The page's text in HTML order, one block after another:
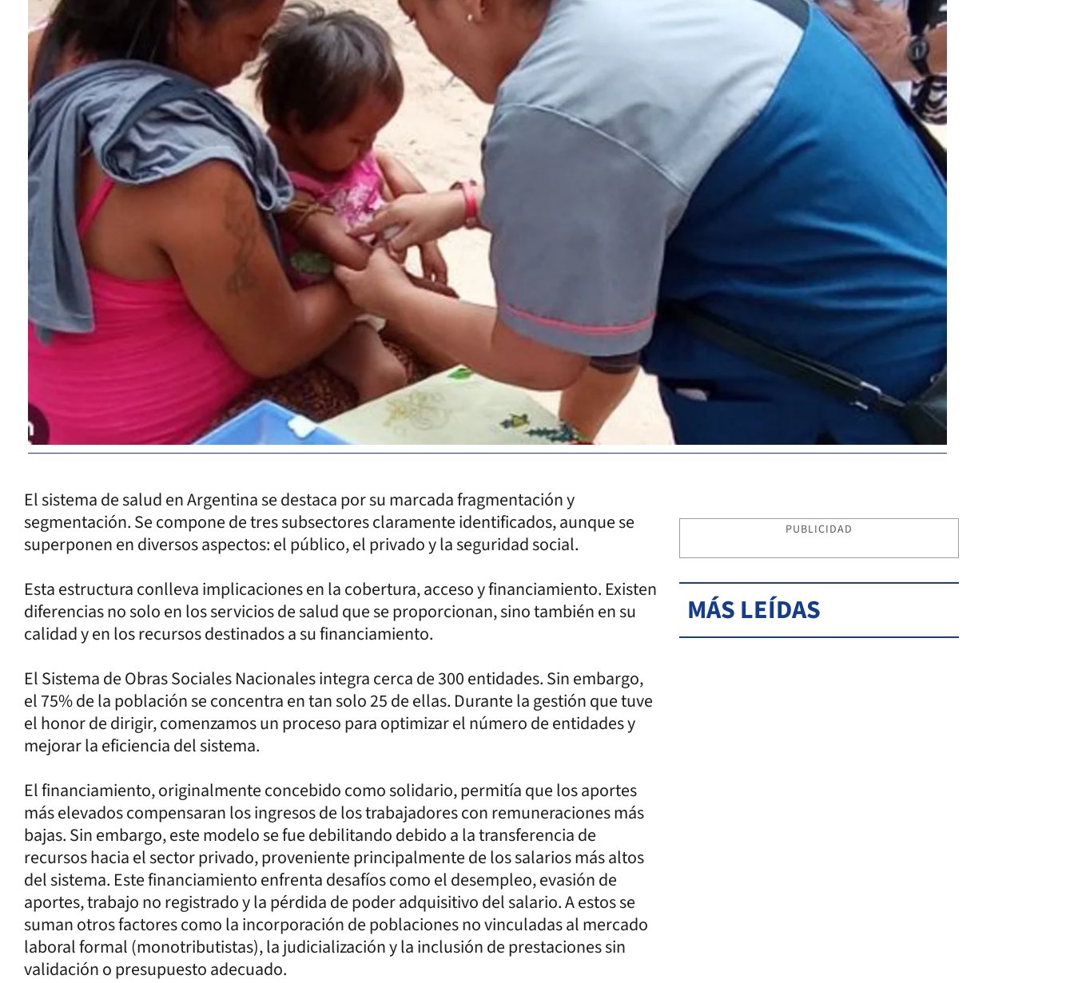
El sistema de salud en Argentina se destaca por su marcada fragmentación y
segmentación. Se compone de tres subsectores claramente identificados, aunque se
superponen en diversos aspectos: el público, el privado y la seguridad social.
Esta estructura conlleva implicaciones en la cobertura, acceso y financiamiento. Existen
diferencias no solo en los servicios de salud que se proporcionan, sino también en su
calidad y en los recursos destinados a su financiamiento.
El Sistema de Obras Sociales Nacionales integra cerca de 300 entidades. Sin embargo,
el 75% de la población se concentra en tan solo 25 de ellas. Durante la gestión que tuve
el honor de dirigir, comenzamos un proceso para optimizar el número de entidades y
mejorar la eficiencia del sistema.
El financiamiento, originalmente concebido como solidario, permitía que los aportes
más elevados compensaran los ingresos de los trabajadores con remuneraciones más
bajas. Sin embargo, este modelo se fue debilitando debido a la transferencia de
recursos hacia el sector privado, proveniente principalmente de los salarios más altos
del sistema. Este financiamiento enfrenta desafíos como el desempleo, evasión de
aportes, trabajo no registrado y la pérdida de poder adquisitivo del salario. A estos se
suman otros factores como la incorporación de poblaciones no vinculadas al mercado
laboral formal (monotributistas), la judicialización y la inclusión de prestaciones sin
validación o presupuesto adecuado.
PUBLICIDAD
MÁS LEÍDAS